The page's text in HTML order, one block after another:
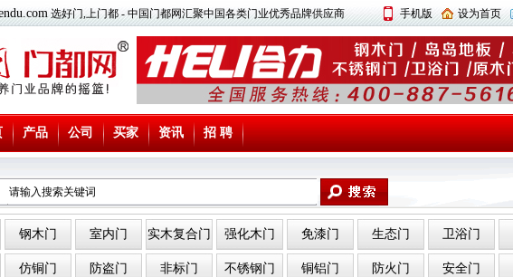
选好门,上门都 - 中国门都网汇聚中国各类门业优秀品牌供应商 手机版 设为首页
产品 公司 买家 资讯 招 聘
钢木门 室内门 实木复合门 强化木门 免漆门 生态门 卫浴门
仿铜门 防盗门 非标门 不锈钢门 铜铝门 防火门 安全门